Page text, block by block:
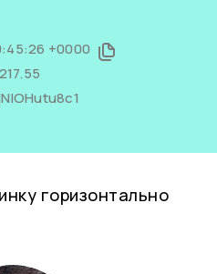
+0000
горизонтально